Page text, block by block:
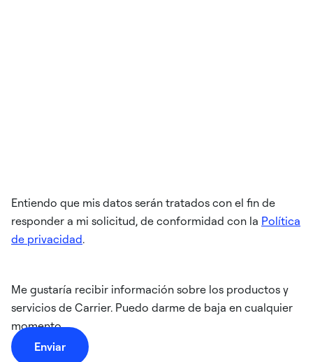
Entiendo que mis datos serán tratados con el fin de
responder a mi solicitud, de conformidad con la Política
de privacidad.
Me gustaría recibir información sobre los productos y
servicios de Carrier. Puedo darme de baja en cualquier
momento.
Enviar